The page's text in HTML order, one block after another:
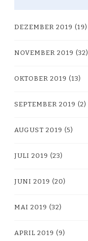
DEZEMBER 2019 (19)
NOVEMBER 2019 (32)
OKTOBER 2019 (13)
SEPTEMBER 2019 (2)
AUGUST 2019 (5)
JULI 2019 (23)
JUNI 2019 (20)
MAI 2019 (32)
APRIL 2019 (9)